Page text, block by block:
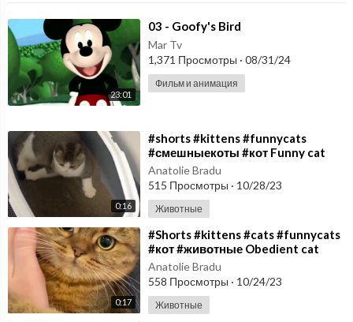
23:01
⁣03 - Goofy's Bird
Mar Tv
1,371 Просмотры · 08/31/24
Фильм и анимация
0:16
⁣#shorts #kittens #funnycats
#смешныекоты #кот Funny cat
Anatolie Bradu
515 Просмотры · 10/28/23
Животные
0:17
⁣#Shorts #kittens #cats #funnycats
#кот #животные Obedient cat
Anatolie Bradu
558 Просмотры · 10/24/23
Животные